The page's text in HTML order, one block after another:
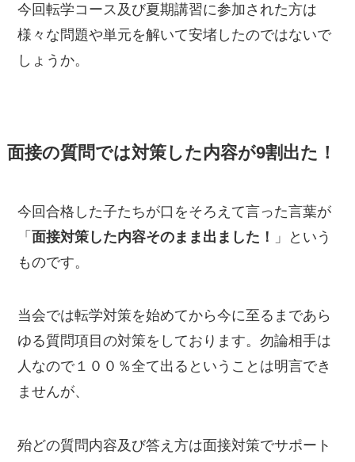
今回転学コース及び夏期講習に参加された方は
様々な問題や単元を解いて安堵したのではないで
しょうか。
面接の質問では対策した内容が9割出た！
今回合格した子たちが口をそろえて言った言葉が
「面接対策した内容そのまま出ました！
」という
ものです。
当会では転学対策を始めてから今に至るまであら
ゆる質問項目の対策をしております。勿論相手は
人なので１００％全て出るということは明言でき
ませんが、
殆どの質問内容及び答え方は面接対策でサポート